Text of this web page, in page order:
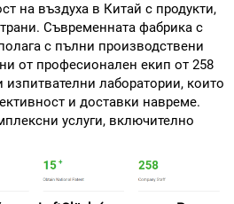
на въздуха в Китай с продукти,
Съвременната фабрика с
с пълни производствени
от професионален екип от 258
изпитвателни лаборатории, които
и доставки навреме.
услуги, включително